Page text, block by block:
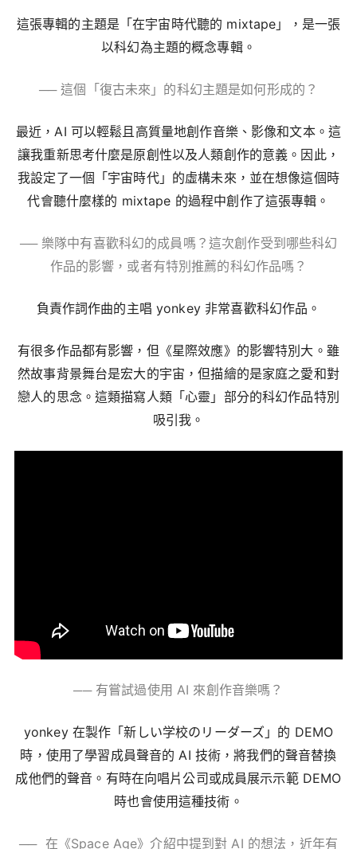
這張專輯的主題是「在宇宙時代聽的 mixtape」，是一張
以科幻為主題的概念專輯。
── 這個「復古未來」的科幻主題是如何形成的？
最近， AI 可以輕鬆且高質量地創作音樂、影像和文本。這
讓我重新思考什麼是原創性以及人類創作的意義。因此，
我設定了一個「宇宙時代」的虛構未來，並在想像這個時
代會聽什麼樣的 mixtape 的過程中創作了這張專輯。
── 樂隊中有喜歡科幻的成員嗎？這次創作受到哪些科幻
作品的影響，或者有特別推薦的科幻作品嗎？
負責作詞作曲的主唱yonkey 非常喜歡科幻作品。
有很多作品都有影響，但《星際效應》的影響特別大。雖
然故事背景舞台是宏大的宇宙，但描繪的是家庭之愛和對
戀人的思念。這類描寫人類「心靈」部分的科幻作品特別
吸引我。
── 有嘗試過使用 AI 來創作音樂嗎？
yonkey 在製作「新しい学校のリーダーズ」的 DEMO
時 ，使用了學習成員聲音的 AI 技術，將我們的聲音替換
成他們的聲音。有時在向唱片公司或成員展示示範 DEMO
時也會使用這種技術。
── 在《Space Age》介紹中提到對 AI 的想法，近年有